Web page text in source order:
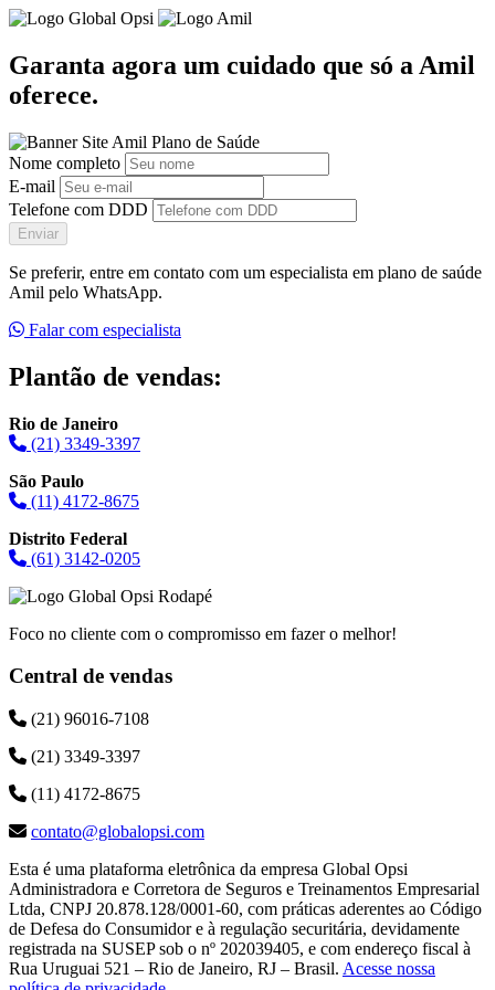
Garanta agora um cuidado que só a Amil
oferece.
Nome completo
E-mail
Telefone com DDD
Enviar
Se preferir, entre em contato com um especialista em plano de saúde
Amil pelo WhatsApp.
Falar com especialista
Plantão de vendas:
Rio de Janeiro
(21) 3349-3397
São Paulo
(11) 4172-8675
Distrito Federal
(61) 3142-0205
Foco no cliente com o compromisso em fazer o melhor!
Central de vendas
(21) 96016-7108
(21) 3349-3397
(11) 4172-8675
contato@globalopsi.com
Esta é uma plataforma eletrônica da empresa Global Opsi
Administradora e Corretora de Seguros e Treinamentos Empresarial
Ltda, CNPJ 20.878.128/0001-60, com práticas aderentes ao Código
de Defesa do Consumidor e à regulação securitária, devidamente
registrada na SUSEP sob o nº 202039405, e com endereço fiscal à
Rua Uruguai 521 – Rio de Janeiro, RJ – Brasil. Acesse nossa